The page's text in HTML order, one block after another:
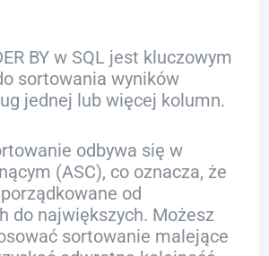
BY w SQL jest kluczowym
sortowania wyników
jednej lub więcej kolumn.
odbywa się w
(ASC), co oznacza, że
od
do największych. Możesz
sortowanie malejące